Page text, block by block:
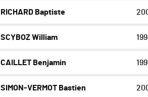
RICHARD Baptiste
SCYBOZ William
CAILLET Benjamin
SIMON-VERMOT Bastien